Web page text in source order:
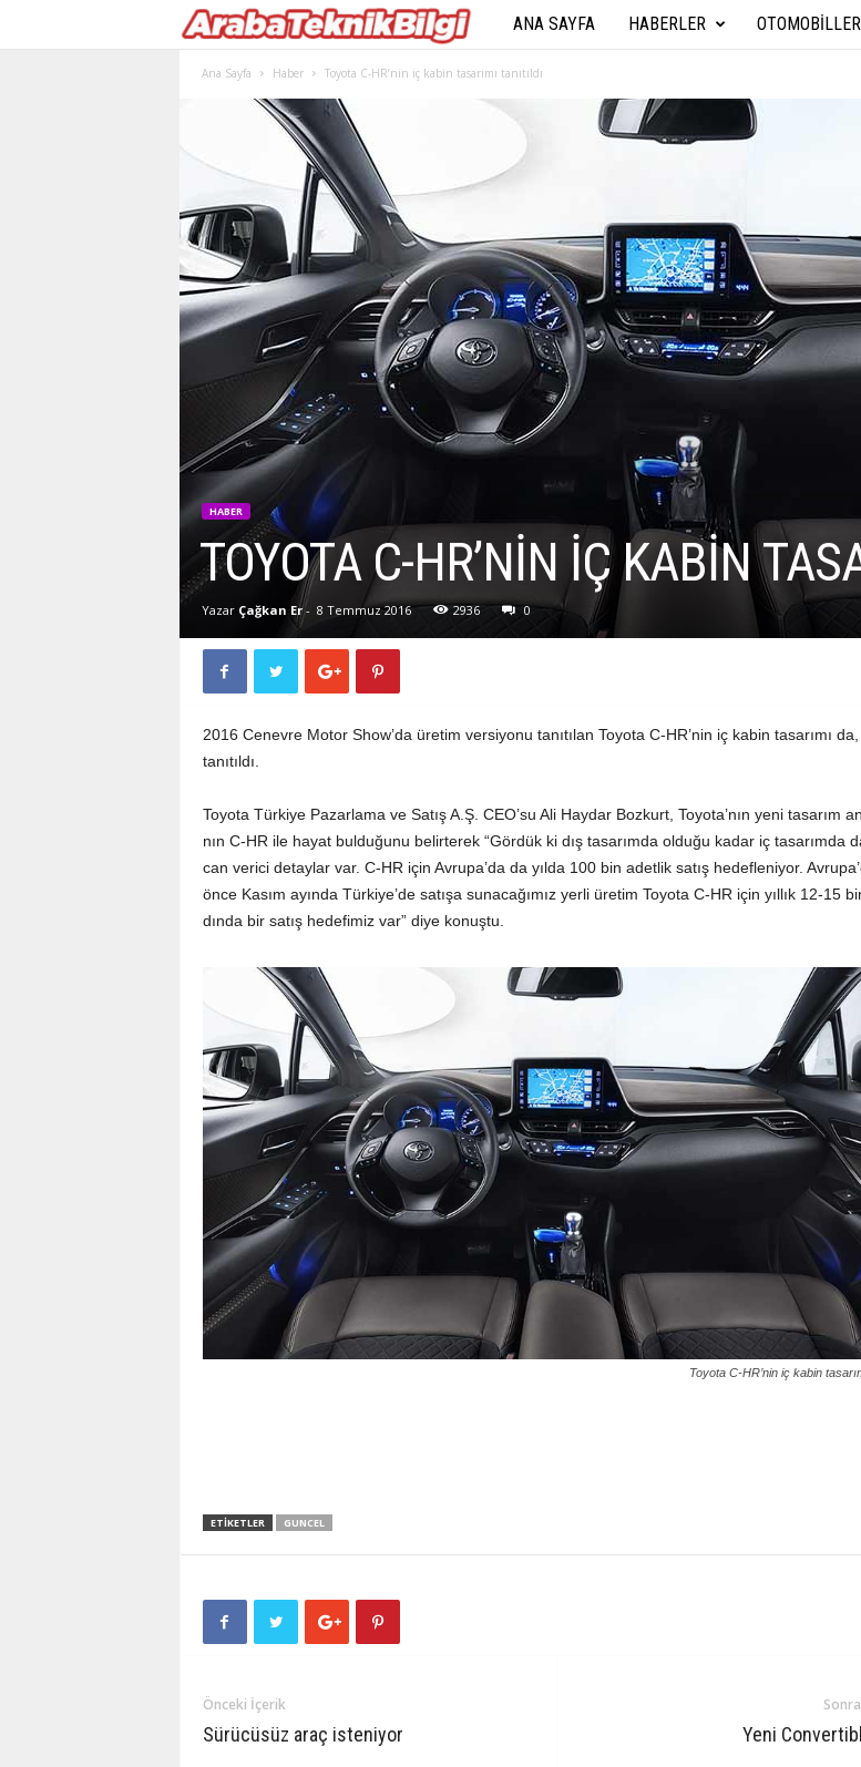
r
b
T
e
k
n
B
i
ANA SAYFA HABERLER OTOMOBILLER
Ana Sayfa Haber To­yo­ta C-HR’­nin iç ka­bin ta­sa­rı­mı ta­nı­tıl­dı
HABER
TO­YO­TA C-HR’­NIN IÇ KA­BIN
Yazar Çağkan Er- 8 Temmuz 2016 2936 0
2016 Ce­nev­re Mo­tor Sho­w’­da üre­tim ver­si­yo­nu ta­nı­tı­lan To­yo­ta C-HR’­nin iç ka­bin ta­sa­rı­mı
ta­nı­tıl­dı.
To­yo­ta Tür­ki­ye Pa­zar­la­ma ve Sa­tış A.Ş. CE­O’­su Ali Hay­dar Boz­kurt, To­yo­ta’nın ye­ni ta­sa­rım
nın C-HR ile ha­yat bul­du­ğu­nu be­lir­te­rek “Gör­dük ki dış ta­sa­rım­da ol­du­ğu ka­dar iç ta­sa­rım­da
can ve­ri­ci de­tay­lar var. C-HR için Av­ru­pa’da da yıl­da 100 bin adet­lik sa­tış he­def­le­ni­yor.
ön­ce Ka­sım ayın­da Tür­ki­ye’de sa­tı­şa su­na­ca­ğı­mız yer­li üre­tim To­yo­ta C-HR için yıl­lık 12-15
dın­da bir sa­tış he­de­fi­miz va­r” di­ye ko­nuş­tu.
To­yo­ta C-HR’­nin iç ka­bin
ETIKETLER GUNCEL
Önceki İçerik
Sürücüsüz araç isteniyor Yeni